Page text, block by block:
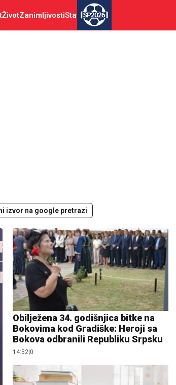
ŽivotZanimljivostiStav SP2026
izvor na google pretrazi
Obilježena 34. godišnjica bitke na
Bokovima kod Gradiške: Heroji sa
Bokova odbranili Republiku Srpsku
14:52 |0